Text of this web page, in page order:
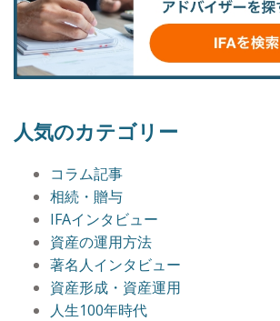
人気のカテゴリー
コラム記事
相続・贈与
IFAインタビュー
資産の運用方法
著名人インタビュー
資産形成・資産運用
人生100年時代